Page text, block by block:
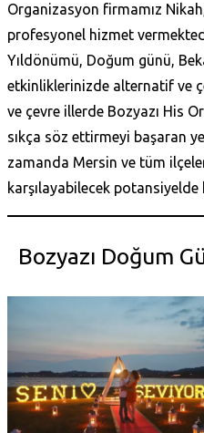
Organizasyon firmamız
profesyonel hizmet
Yıldönümü, Doğum günü,
etkinliklerinizde alternatif ve
ve çevre illerde Bozyazı His
sıkça söz ettirmeyi başaran
zamanda Mersin ve tüm
karşılayabilecek
Bozyazı Doğum